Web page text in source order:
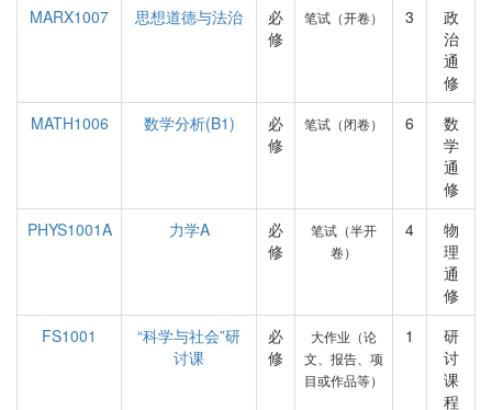
MARX1007
思想道德与法治
必
修
笔试（开卷） 3
政
治
通
修
MATH1006
数学分析(B1)
必
修
笔试（闭卷） 6
数
学
通
修
PHYS1001A
力学A
必
修
笔试（半开
卷）
4
物
理
通
修
FS1001
“科学与社会”研
讨课
必
修
大作业（论
文、报告、项
目或作品等）
1
研
讨
课
程